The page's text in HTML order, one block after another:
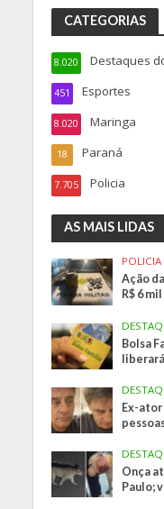
CATEGORIAS
Destaques
8.020
Esportes
451
Maringa
8.020
Paraná
18
Policia
7.705
AS MAIS LIDAS
POLICIA
Ação
R$ 6
Bolsa
Ex-ator
Onça
Paulo;